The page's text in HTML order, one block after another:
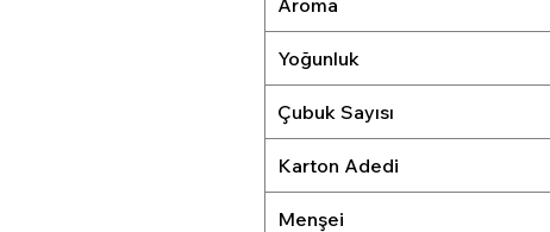
Yoğunluk
Çubuk Sayısı
Karton Adedi
Menşei